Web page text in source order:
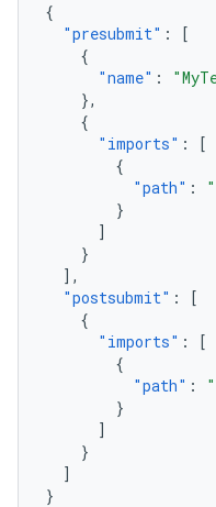
{
"presubmit" :
[
{
"name" :
},
{
"imports" :
[
{
"path" :
}
]
}
],
"postsubmit" :
[
{
"imports" :
[
{
"path" :
}
]
}
]
}